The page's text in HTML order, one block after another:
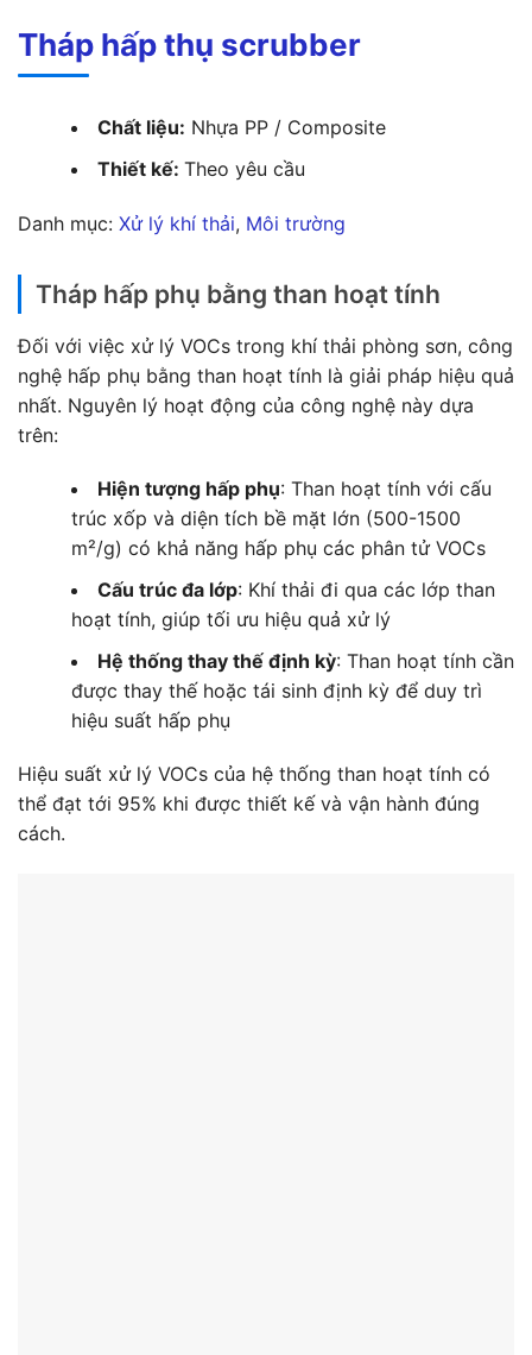
Tháp hấp thụ scrubber
Chất liệu: Nhựa PP / Composite
Thiết kế: Theo yêu cầu
Danh mục: Xử lý khí thải, Môi trường
Tháp hấp phụ bằng than hoạt tính
Đối với việc xử lý VOCs trong khí thải phòng sơn, công
nghệ hấp phụ bằng than hoạt tính là giải pháp hiệu quả
nhất. Nguyên lý hoạt động của công nghệ này dựa
trên:
Hiện tượng hấp phụ: Than hoạt tính với cấu
trúc xốp và diện tích bề mặt lớn (500-1500
m²/g) có khả năng hấp phụ các phân tử VOCs
Cấu trúc đa lớp: Khí thải đi qua các lớp than
hoạt tính, giúp tối ưu hiệu quả xử lý
Hệ thống thay thế định kỳ: Than hoạt tính cần
được thay thế hoặc tái sinh định kỳ để duy trì
hiệu suất hấp phụ
Hiệu suất xử lý VOCs của hệ thống than hoạt tính có
thể đạt tới 95% khi được thiết kế và vận hành đúng
cách.